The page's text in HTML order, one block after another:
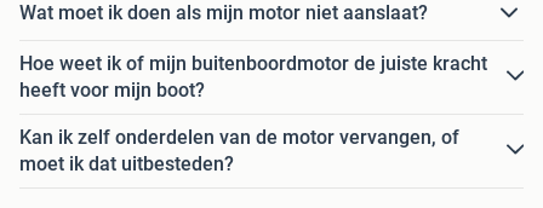
Wat moet ik doen als mijn motor niet aanslaat?
Hoe weet ik of mijn buitenboordmotor de juiste kracht
heeft voor mijn boot?
Kan ik zelf onderdelen van de motor vervangen, of
moet ik dat uitbesteden?